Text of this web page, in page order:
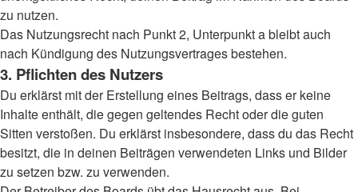
zu nutzen.
Das Nutzungsrecht nach Punkt 2, Unterpunkt a bleibt auch
nach Kündigung des Nutzungsvertrages bestehen.
3. Pflichten des Nutzers
Du erklärst mit der Erstellung eines Beitrags, dass er keine
Inhalte enthält, die gegen geltendes Recht oder die guten
Sitten verstoßen. Du erklärst insbesondere, dass du das Recht
besitzt, die in deinen Beiträgen verwendeten Links und Bilder
zu setzen bzw. zu verwenden.